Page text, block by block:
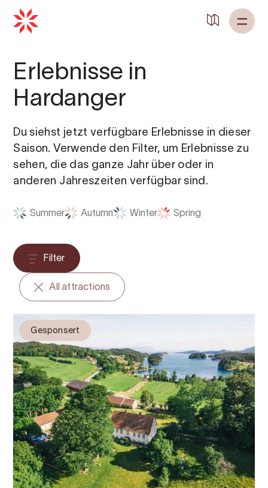
Erlebnisse in
Hardanger
Du siehst jetzt verfügbare Erlebnisse in dieser
Saison. Verwende den Filter, um Erlebnisse zu
sehen, die das ganze Jahr über oder in
anderen Jahreszeiten verfügbar sind.
Summer Autumn Winter Spring
Filter
All attractions
Gesponsert